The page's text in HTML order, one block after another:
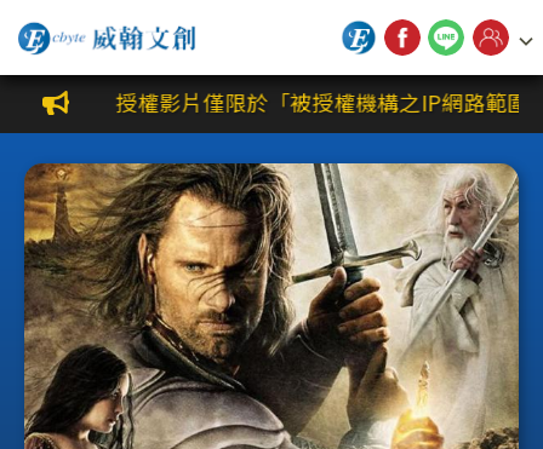
威翰文創公播平台
授權影片僅限於「被授權機構之IP網路範圍